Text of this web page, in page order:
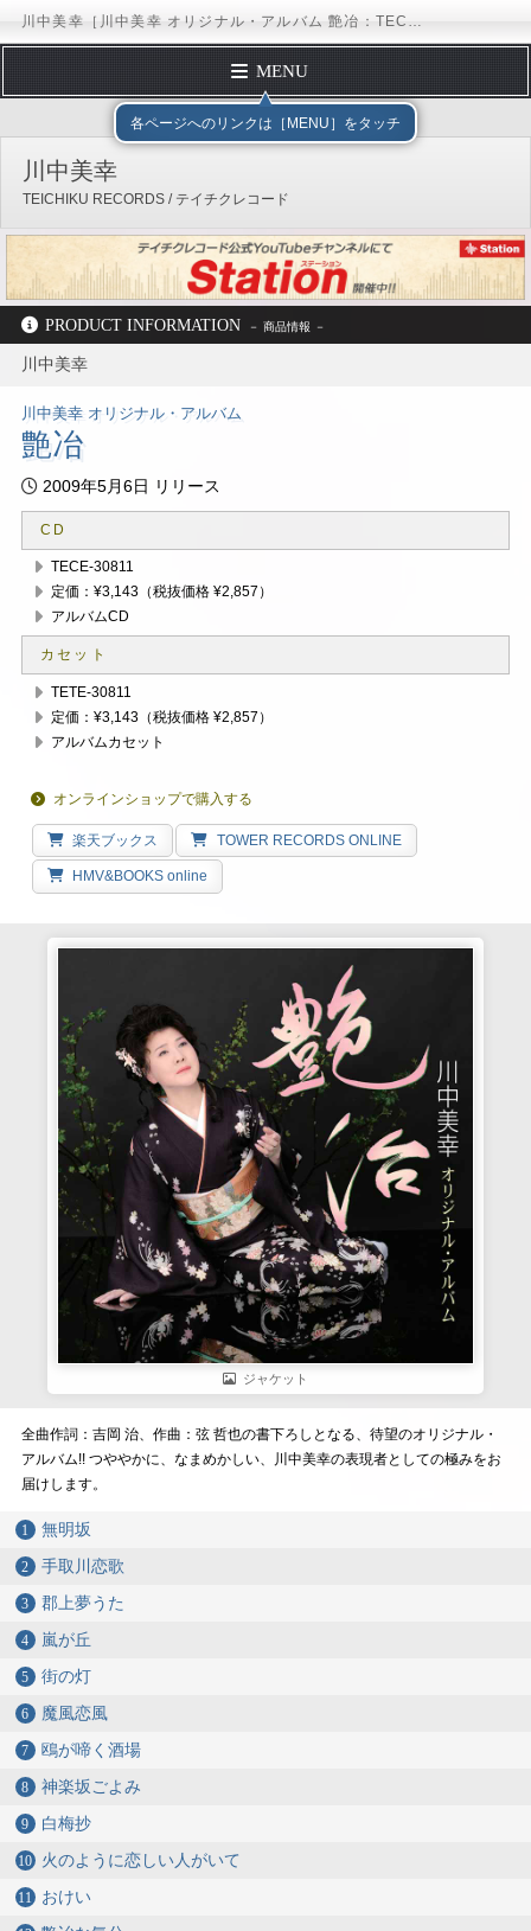
川中美幸［川中美幸 オリジナル・アルバム 艶冶：TECE-30811］ / TEICHIKU RECORDS
MENU
トップページ
アーティストガイド
ディスコグラフィー
フォームメール
オフィシャルサイト テイチクオンラインショップ
テイチクエンタテインメント TEICHIKU RECORDS アーティストリスト
各ページへのリンクは［MENU］をタッチ
テイチクエンタテインメント TEICHIKU RECORDS
川中美幸
TEICHIKU RECORDS / テイチクレコード
PRODUCT INFORMATION
川中美幸
川中美幸 オリジナル・アルバム
艶冶
2009年5月6日 リリース
CD
TECE-30811
定価：¥3,143（税抜価格 ¥2,857）
アルバムCD
カセット
TETE-30811
定価：¥3,143（税抜価格 ¥2,857）
アルバムカセット
オンラインショップで購入する
楽天ブックス TOWER RECORDS ONLINE
HMV&BOOKS online
ジャケット
全曲作詞：吉岡 治、作曲：弦 哲也の書下ろしとなる、待望のオリジナル・
アルバム!! つややかに、なまめかしい、川中美幸の表現者としての極みをお
届けします。
無明坂
手取川恋歌
郡上夢うた
嵐が丘
街の灯
魔風恋風
鴎が啼く酒場
神楽坂ごよみ
白梅抄
火のように恋しい人がいて
おけい